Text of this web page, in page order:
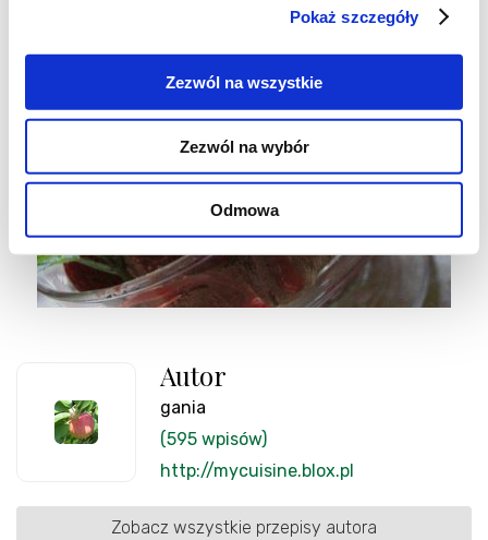
Pokaż szczegóły
Zezwól na wszystkie
Zezwól na wybór
Odmowa
Autor
gania
(595 wpisów)
http://mycuisine.blox.pl
Zobacz wszystkie przepisy autora